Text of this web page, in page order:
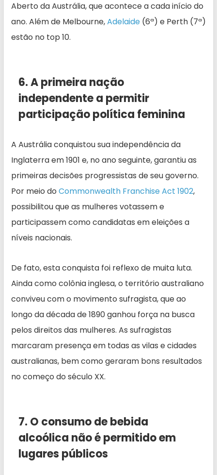
Aberto da Austrália, que acontece a cada início do
ano. Além de Melbourne,Adelaide (6ª) e Perth (7ª)
estão no top 10.
6. A primeira nação
independente a permitir
participação política feminina
A Austrália conquistou sua independência da
Inglaterra em 1901 e, no ano seguinte, garantiu as
primeiras decisões progressistas de seu governo.
Por meio do Commonwealth Franchise Act 1902,
possibilitou que as mulheres votassem e
participassem como candidatas em eleições a
níveis nacionais.
De fato, esta conquista foi reflexo de muita luta.
Ainda como colônia inglesa, o território australiano
conviveu com o movimento sufragista, que ao
longo da década de 1890 ganhou força na busca
pelos direitos das mulheres. As sufragistas
marcaram presença em todas as vilas e cidades
australianas, bem como geraram bons resultados
no começo do século XX.
7. O consumo de bebida
alcoólica não é permitido em
lugares públicos